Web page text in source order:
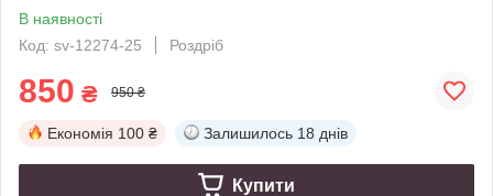
В наявності
Код: sv-12274-25
Роздріб
850 ₴ 950 ₴
Економія 100 ₴ Залишилось 18 днів
Купити